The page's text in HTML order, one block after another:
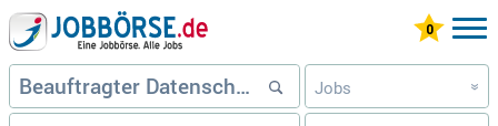
Jobs »